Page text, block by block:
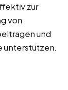
zur
von
und
unterstützen.